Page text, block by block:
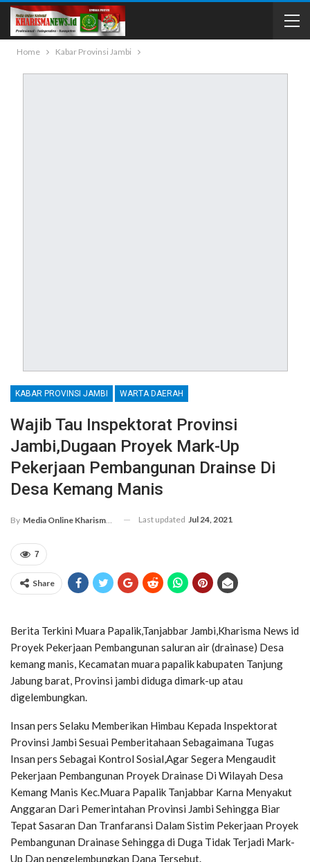
Home Kabar Provinsi Jambi
KABAR PROVINSI JAMBI WARTA DAERAH
Wajib Tau Inspektorat Provinsi
Jambi,Dugaan Proyek Mark-Up
Pekerjaan Pembangunan Drainse Di
Desa Kemang Manis
By Media Online Kharismanews.id Last updated Jul 24, 2021
7
Share
Berita Terkini Muara Papalik,Tanjabbar Jambi,Kharisma News id
Proyek Pekerjaan Pembangunan saluran air (drainase) Desa
kemang manis, Kecamatan muara papalik kabupaten Tanjung
Jabung barat, Provinsi jambi diduga dimark-up atau
digelembungkan.
Insan pers Selaku Memberikan Himbau Kepada Inspektorat
Provinsi Jambi Sesuai Pemberitahaan Sebagaimana Tugas
Insan pers Sebagai Kontrol Sosial,Agar Segera Mengaudit
Pekerjaan Pembangunan Proyek Drainase Di Wilayah Desa
Kemang Manis Kec.Muara Papalik Tanjabbar Karna Menyakut
Anggaran Dari Pemerintahan Provinsi Jambi Sehingga Biar
Tepat Sasaran Dan Tranfaransi Dalam Sistim Pekerjaan Proyek
Pembangunan Drainase Sehingga di Duga Tidak Terjadi Mark-
Up Dan pengelembungkan Dana Tersebut.